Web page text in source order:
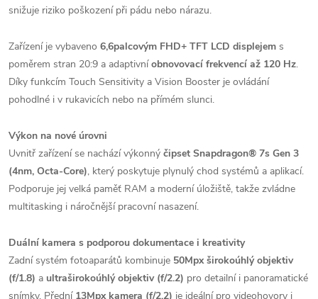
snižuje riziko poškození při pádu nebo nárazu.
Zařízení je vybaveno 6,6palcovým FHD+ TFT LCD displejem s
poměrem stran 20:9 a adaptivníobnovovací frekvencí až 120 Hz.
Díky funkcím Touch Sensitivity a Vision Booster je ovládání
pohodlné i v rukavicích nebo na přímém slunci.
Výkon na nové úrovni
Uvnitř zařízení se nachází výkonný čipset Snapdragon® 7s Gen 3
(4nm, Octa-Core), který poskytuje plynulý chod systémů a aplikací.
Podporuje jej velká paměť RAM a moderní úložiště, takže zvládne
multitasking i náročnější pracovní nasazení.
Duální kamera s podporou dokumentace i kreativity
Zadní systém fotoaparátů kombinuje 50Mpx širokoúhlý objektiv
(f/1.8) a ultraširokoúhlý objektiv (f/2.2) pro detailní i panoramatické
snímky. Přední 13Mpx kamera (f/2.2) je ideální pro videohovory i